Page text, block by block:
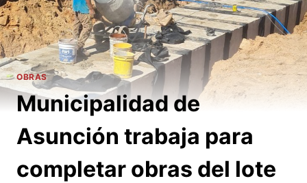
OBRAS
Municipalidad de
Asunción trabaja para
completar obras del lote